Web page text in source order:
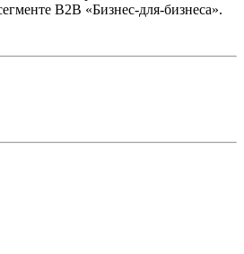
B2B «Бизнес-для-бизнеса».